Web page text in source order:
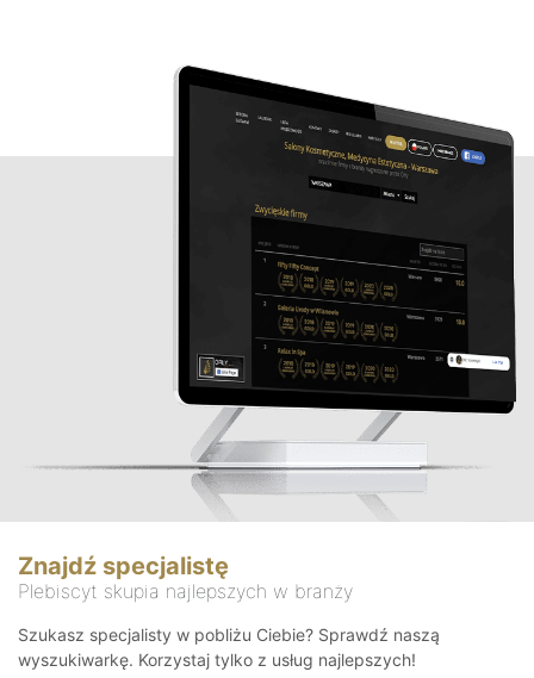
Znajdź specjalistę
Plebiscyt skupia najlepszych w branży
Szukasz specjalisty w pobliżu Ciebie? Sprawdź naszą
wyszukiwarkę. Korzystaj tylko z usług najlepszych!